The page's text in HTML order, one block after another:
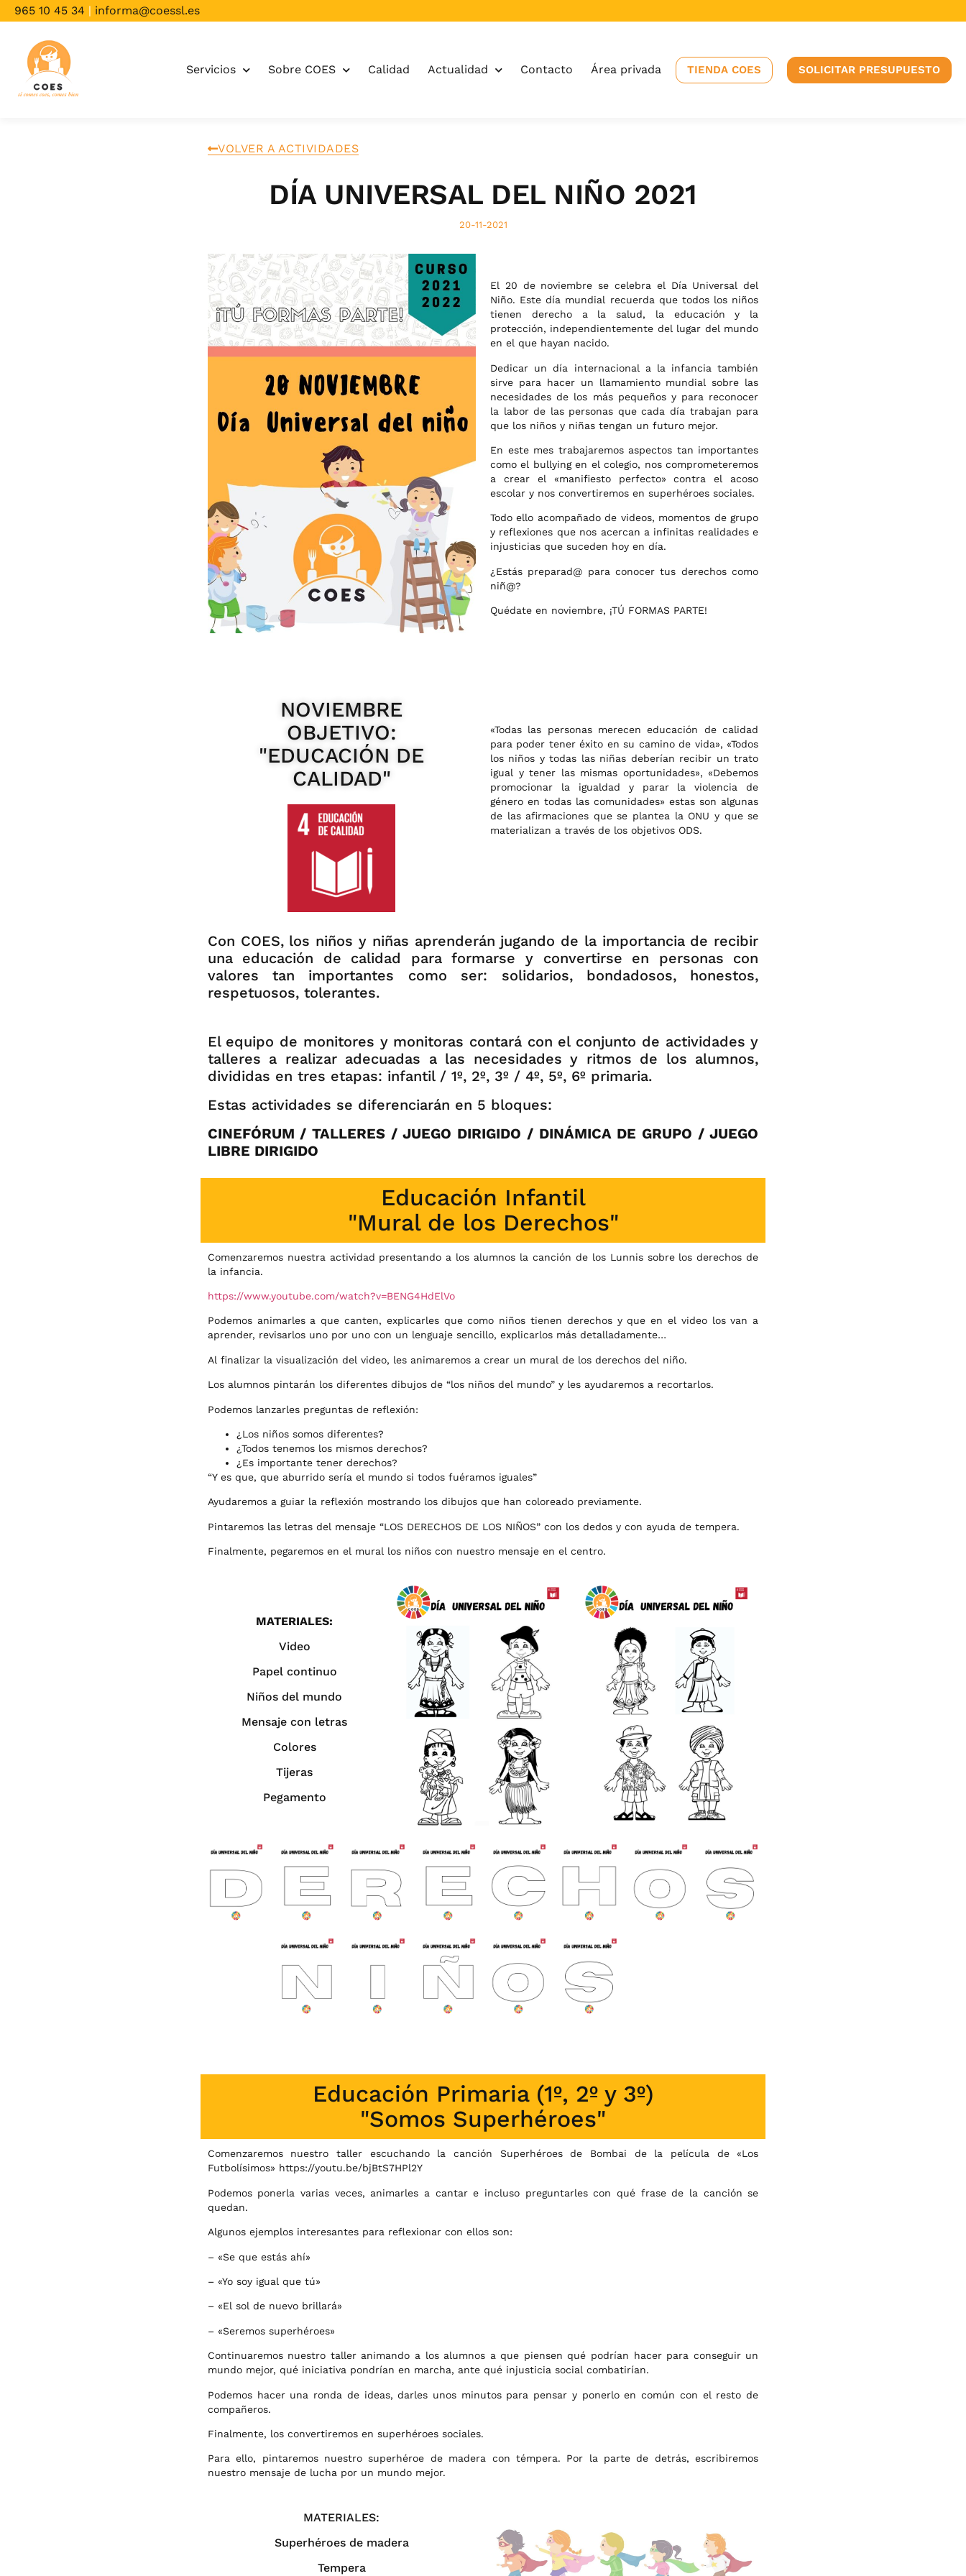
965 10 45 34 | informa@coessl.es
Servicios Sobre COES Calidad Actualidad Contacto Área privada TIENDA COES SOLICITAR PRESUPUESTO
VOLVER A ACTIVIDADES
DÍA UNIVERSAL DEL NIÑO 2021
20-11-2021
El 20 de noviembre se celebra el Día Universal del
Niño. Este día mundial recuerda que todos los niños
tienen derecho a la salud, la educación y la
protección, independientemente del lugar del mundo
en el que hayan nacido.
Dedicar un día internacional a la infancia también
sirve para hacer un llamamiento mundial sobre las
necesidades de los más pequeños y para reconocer
la labor de las personas que cada día trabajan para
que los niños y niñas tengan un futuro mejor.
En este mes trabajaremos aspectos tan importantes
como el bullying en el colegio, nos comprometeremos
a crear el «manifiesto perfecto» contra el acoso
escolar y nos convertiremos en superhéroes sociales.
Todo ello acompañado de videos, momentos de grupo
y reflexiones que nos acercan a infinitas realidades e
injusticias que suceden hoy en día.
¿Estás preparad@ para conocer tus derechos como
niñ@?
Quédate en noviembre, ¡TÚ FORMAS PARTE!
NOVIEMBRE
OBJETIVO:
"EDUCACIÓN DE
CALIDAD"
«Todas las personas merecen educación de calidad
para poder tener éxito en su camino de vida», «Todos
los niños y todas las niñas deberían recibir un trato
igual y tener las mismas oportunidades», «Debemos
promocionar la igualdad y parar la violencia de
género en todas las comunidades» estas son algunas
de las afirmaciones que se plantea la ONU y que se
materializan a través de los objetivos ODS.
Con COES, los niños y niñas aprenderán jugando de la importancia de recibir
una educación de calidad para formarse y convertirse en personas con
valores tan importantes como ser: solidarios, bondadosos, honestos,
respetuosos, tolerantes.
El equipo de monitores y monitoras contará con el conjunto de actividades y
talleres a realizar adecuadas a las necesidades y ritmos de los alumnos,
divididas en tres etapas: infantil / 1º, 2º, 3º / 4º, 5º, 6º primaria.
Estas actividades se diferenciarán en 5 bloques:
CINEFÓRUM / TALLERES / JUEGO DIRIGIDO / DINÁMICA DE GRUPO / JUEGO
LIBRE DIRIGIDO
Educación Infantil
"Mural de los Derechos"
Comenzaremos nuestra actividad presentando a los alumnos la canción de los Lunnissobre los derechos de
la infancia.
https://www.youtube.com/watch?v=BENG4HdElVo
Podemos animarles a que canten, explicarles que como niños tienen derechos y que en el video los van a
aprender, revisarlos uno por uno con un lenguaje sencillo, explicarlos más detalladamente…
Al finalizar la visualización del video, les animaremos a crear un mural de los derechos del niño.
Los alumnos pintarán los diferentes dibujos de “los niños del mundo” y les ayudaremos a recortarlos.
Podemos lanzarles preguntas de reflexión:
¿Los niños somos diferentes?
¿Todos tenemos los mismos derechos?
¿Es importante tener derechos?
“Y es que, que aburrido sería el mundo si todos fuéramos iguales”
Ayudaremos a guiar la reflexión mostrando los dibujos que han coloreado previamente.
Pintaremos las letras del mensaje “LOS DERECHOS DE LOS NIÑOS” con los dedos y con ayuda de tempera.
Finalmente, pegaremos en el mural los niños con nuestro mensaje en el centro.
MATERIALES:
Video
Papel continuo
Niños del mundo
Mensaje con letras
Colores
Tijeras
Pegamento
Educación Primaria (1º, 2º y 3º)
"Somos Superhéroes"
Comenzaremos nuestro taller escuchando la canción Superhéroes de Bombai de la película de «Los
Futbolísimos» https://youtu.be/bjBtS7HPl2Y
Podemos ponerla varias veces, animarles a cantar e incluso preguntarles con qué frase de la canción se
quedan.
Algunos ejemplos interesantes para reflexionar con ellos son:
– «Se que estás ahí»
– «Yo soy igual que tú»
– «El sol de nuevo brillará»
– «Seremos superhéroes»
Continuaremos nuestro taller animando a los alumnos a que piensen qué podrían hacer para conseguir un
mundo mejor, qué iniciativa pondrían en marcha, ante qué injusticia social combatirían.
Podemos hacer una ronda de ideas, darles unos minutos para pensar y ponerlo en común con el resto de
compañeros.
Finalmente, los convertiremos en superhéroes sociales.
Para ello, pintaremos nuestro superhéroe de madera con témpera. Por la parte de detrás, escribiremos
nuestro mensaje de lucha por un mundo mejor.
MATERIALES:
Superhéroes de madera
Tempera